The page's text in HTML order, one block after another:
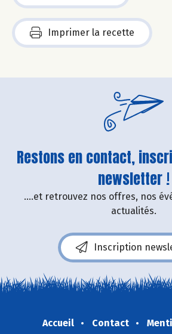
Imprimer la recette
Restons en contact,
newsletter !
....et retrouvez nos offres, nos
actualités.
Inscription
Accueil Contact